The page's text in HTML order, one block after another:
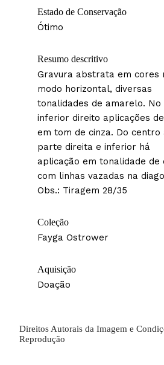
Estado de Conservação
Ótimo
Resumo descritivo
Gravura abstrata em cores
modo horizontal, diversas
tonalidades de amarelo. No
inferior direito aplicações
em tom de cinza. Do centro
parte direita e inferior há
aplicação em tonalidade de
com linhas vazadas na
Obs.: Tiragem 28/35
Coleção
Fayga Ostrower
Aquisição
Doação
Direitos Autorais da Imagem e
Reprodução